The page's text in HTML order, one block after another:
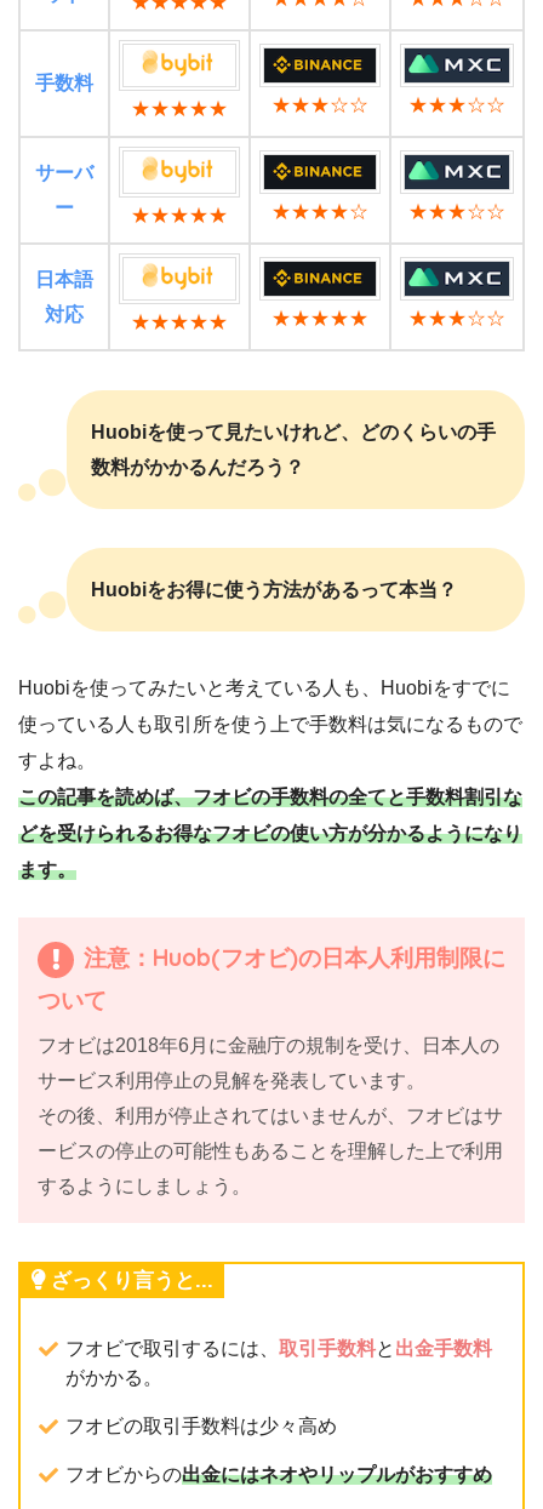
手数料
★★★★★
★★★☆☆ ★★★☆☆
サーバ
ー
★★★★★ ★★★★☆ ★★★☆☆
日本語
対応
★★★★★ ★★★★★ ★★★☆☆
Huobiを使って見たいけれど、どのくらいの手
数料がかかるんだろう？
Huobiをお得に使う方法があるって本当？
Huobiを使ってみたいと考えている人も、Huobiをすでに
使っている人も取引所を使う上で手数料は気になるもので
すよね。
この記事を読めば、フオビの手数料の全てと手数料割引な
どを受けられるお得なフオビの使い方が分かるようになり
ます。
注意：Huob(フオビ)の日本人利用制限に
ついて
フオビは2018年6月に金融庁の規制を受け、日本人の
サービス利用停止の見解を発表しています。
その後、利用が停止されてはいませんが、フオビはサ
ービスの停止の可能性もあることを理解した上で利用
するようにしましょう。
ざっくり言うと...
フオビで取引するには、取引手数料と 出金手数料
がかかる。
フオビの取引手数料は少々高め
フオビからの出金にはネオやリップルがおすすめ